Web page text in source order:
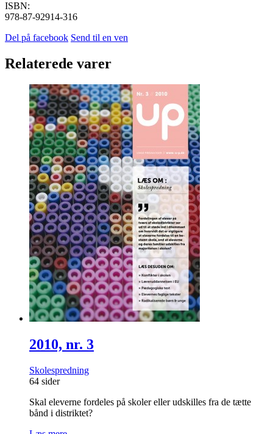
ISBN:
978-87-92914-316
Del på facebook Send til en ven
Relaterede varer
2010, nr. 3
Skolespredning
64 sider
Skal eleverne fordeles på skoler eller udskilles fra de tætte
bånd i distriktet?